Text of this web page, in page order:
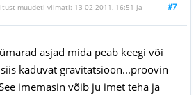
#7
muudeti viimati: 13-02-2011, 16:51 ja
asjad mida peab keegi või
kaduvat gravitatsioon...proovin
imemasin võib ju imet teha ja